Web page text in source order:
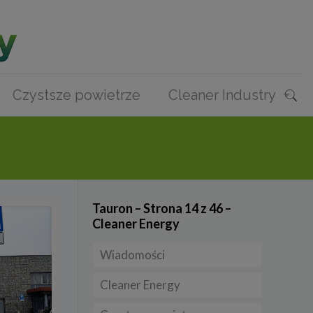
Czystsze powietrze Cleaner Industry
Tauron – Strona 14 z 46 –
Cleaner Energy
Wiadomości
Firmy
Cleaner Energy